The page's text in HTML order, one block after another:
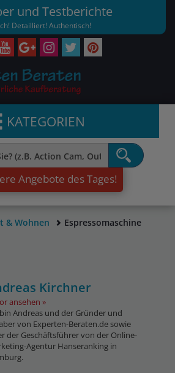
und Testberichte
Detailliert! Authentisch!
KATEGORIEN
Angebote des Tages!
& Wohnen Espressomaschine
Kirchner
ansehen
Andreas und der Gründer und
von Experten-Beraten.de sowie
der Geschäftsführer von der Online-
Agentur Hanseranking in